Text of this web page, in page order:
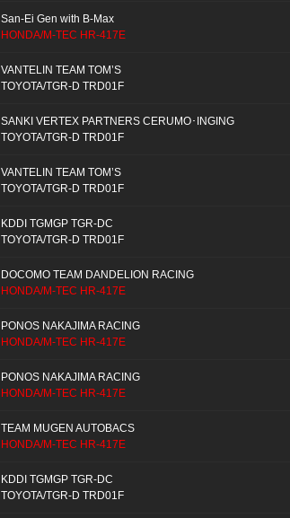
San-Ei Gen with B-Max
HONDA/M-TEC HR-417E
VANTELIN TEAM TOM’S
TOYOTA/TGR-D TRD01F
SANKI VERTEX PARTNERS CERUMO･INGING
TOYOTA/TGR-D TRD01F
VANTELIN TEAM TOM’S
TOYOTA/TGR-D TRD01F
KDDI TGMGP TGR-DC
TOYOTA/TGR-D TRD01F
DOCOMO TEAM DANDELION RACING
HONDA/M-TEC HR-417E
PONOS NAKAJIMA RACING
HONDA/M-TEC HR-417E
PONOS NAKAJIMA RACING
HONDA/M-TEC HR-417E
TEAM MUGEN AUTOBACS
HONDA/M-TEC HR-417E
KDDI TGMGP TGR-DC
TOYOTA/TGR-D TRD01F